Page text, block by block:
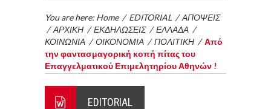
You are here: Home / EDITORIAL /ΑΠΟΨΕΙΣ
/ΑΡΧΙΚΗ /ΕΚΔΗΛΩΣΕΙΣ /ΕΛΛΑΔΑ /
ΚΟΙΝΩΝΙΑ /ΟΙΚΟΝΟΜΙΑ /ΠΟΛΙΤΙΚΗ /Από
την φαντασμαγορική κοπή πίτας του
Επαγγελματικού Επιμελητηρίου Αθηνών !
EDITORIAL